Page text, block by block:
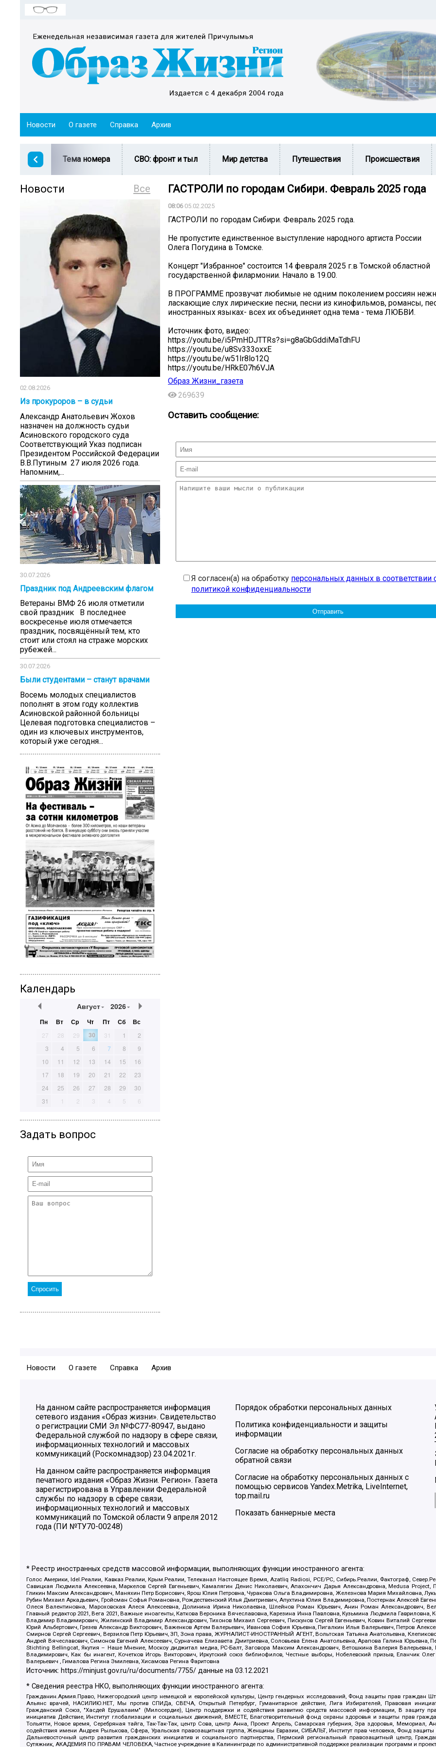
Новости О газете Справка Архив
Тема номера СВО: фронт и тыл Мир детства Путешествия Происшествия
Все
Новости
02.08.2026
Из прокуроров – в судьи
Александр Анатольевич Жохов
назначен на должность судьи
Асиновского городского суда
Соответствующий Указ подписан
Президентом Российской Федерации
В.В.Путиным 27 июля 2026 года.
Напомним,...
30.07.2026
Праздник под Андреевским флагом
Ветераны ВМФ 26 июля отметили
свой праздник В последнее
воскресенье июля отмечается
праздник, посвящённый тем, кто
стоит или стоял на страже морских
рубежей...
30.07.2026
Были студентами – станут врачами
Восемь молодых специалистов
пополнят в этом году коллектив
Асиновской районной больницы
Целевая подготовка специалистов –
один из ключевых инструментов,
который уже сегодня...
Календарь
Август 2026
Пн Вт Ср Чт Пт Сб Вс
27 28 29 30 31 1
2
3
4 5 6 7 8
9
10
11 12 13 14 15
16
17
18 19 20 21 22
23
24
25 26 27 28 29
30
31
1 2 3 4 5 6
Задать вопрос
ГАСТРОЛИ по городам Сибири. Февраль 2025 года
08:0605.02.2025
ГАСТРОЛИ по городам Сибири. Февраль 2025 года.
Не пропустите единственное выступление народного артиста России
Олега Погудина в Томске.
Концерт "Избранное" состоится 14 февраля 2025 г.в Томской областной
государственной филармонии. Начало в 19.00.
В ПРОГРАММЕ прозвучат любимые не одним поколением россиян
ласкающие слух лирические песни, песни из кинофильмов, романсы,
иностранных языках- всех их объединяет одна тема - тема ЛЮБВИ.
Источник фото, видео:
https://youtu.be/i5PmHDJTTRs?si=g8aGbGddiMaTdhFU
https://youtu.be/u8Sv333oxxE
https://youtu.be/w51Ir8lo12Q
https://youtu.be/HRkE07h6VJA
Образ Жизни_газета
269639
Оставить сообщение:
Я согласен(а) на обработку персональных данных в соответствии
политикой конфиденциальности
Новости О газете Справка Архив
На данном сайте распространяется информация
сетевого издания «Образ жизни». Свидетельство
о регистрации СМИ Эл №ФС77-80947, выдано
Федеральной службой по надзору в сфере связи,
информационных технологий и массовых
коммуникаций (Роскомнадзор) 23.04.2021г.
На данном сайте распространяется информация
печатного издания «Образ Жизни. Регион». Газета
зарегистрирована в Управлении Федеральной
службы по надзору в сфере связи,
информационных технологий и массовых
коммуникаций по Томской области 9 апреля 2012
года (ПИ №ТУ70-00248)
Порядок обработки персональных данных
Политика конфиденциальности и защиты
информации
Согласие на обработку персональных данных
обратной связи
Согласие на обработку персональных данных с
помощью сервисов Yandex.Metrika, LiveInternet,
top.mail.ru
Показать баннерные места
* Реестр иностранных средств массовой информации, выполняющих функции иностранного агента:
Голос Америки, Idel.Реалии, Кавказ.Реалии, Крым.Реалии, Телеканал Настоящее Время, Azatliq Radiosi, PCE/PC, Сибирь.Реалии, Фактограф,
Савицкая Людмила Алексеевна, Маркелов Сергей Евгеньевич, Камалягин Денис Николаевич, Апахончич Дарья Александровна, Medusa
Гликин Максим Александрович, Маняхин Петр Борисович, Ярош Юлия Петровна, Чуракова Ольга Владимировна, Железнова Мария Михайловна,
Рубин Михаил Аркадьевич, Гройсман Софья Романовна, Рождественский Илья Дмитриевич, Апухтина Юлия Владимировна, Постернак Алексей
Олеся Валентиновна, Мароховская Алеся Алексеевна, Долинина Ирина Николаевна, Шлейнов Роман Юрьевич, Анин Роман Александрович,
Главный редактор 2021, Вега 2021, Важные иноагенты, Каткова Вероника Вячеславовна, Карезина Инна Павловна, Кузьмина Людмила
Владимир Владимирович, Жилинский Владимир Александрович, Тихонов Михаил Сергеевич, Пискунов Сергей Евгеньевич, Ковин Виталий
Юрий Альбертович, Грезев Александр Викторович, Важенков Артем Валерьевич, Иванова София Юрьевна, Пигалкин Илья Валерьевич, Петров
Смирнов Сергей Сергеевич, Верзилов Петр Юрьевич, ЗП, Зона права, ЖУРНАЛИСТ-ИНОСТРАННЫЙ АГЕНТ, Вольтская Татьяна Анатольевна,
Андрей Вячеславович, Симонов Евгений Алексеевич, Сурначева Елизавета Дмитриевна, Соловьева Елена Анатольевна, Арапова Галина
Stichting Bellingcat, Якутия – Наше Мнение, Москоу диджитал медиа, РС-Балт, Заговора Максим Александрович, Ветошкина Валерия
Владимирович, Как бы инагент, Кочетков Игорь Викторович, Иркутский союз библиофилов, Честные выборы, Нобелевский призыв, Еланчик
Валерьевич , Гималова Регина Эмилевна, Хисамова Регина Фаритовна
Источник: https://minjust.gov.ru/ru/documents/7755/ данные на03.12.2021
* Сведения реестра НКО, выполняющих функции иностранного агента:
Гражданин.Армия.Право, Нижегородский центр немецкой и европейской культуры, Центр гендерных исследований, Фонд защиты прав граждан
Альянс врачей, НАСИЛИЮ.НЕТ, Мы против СПИДа, СВЕЧА, Открытый Петербург, Гуманитарное действие, Лига Избирателей, Правовая
Гражданский Союз, "Хасдей Ерушалаим" (Милосердие), Центр поддержки и содействия развитию средств массовой информации, В защиту
инициатив Действие, Институт глобализации и социальных движений, ВМЕСТЕ, Благотворительный фонд охраны здоровья и защиты прав
Тольятти, Новое время, Серебряная тайга, Так-Так-Так, центр Сова, центр Анна, Проект Апрель, Самарская губерния, Эра здоровья, Мемориал,
содействия имени Андрея Рылькова, Сфера, Уральская правозащитная группа, Женщины Евразии, СИБАЛЬТ, Институт прав человека, Фонд защиты
Дальневосточный центр развития гражданских инициатив и социального партнерства, Пермский региональный правозащитный центр,
Сутяжник, АКАДЕМИЯ ПО ПРАВАМ ЧЕЛОВЕКА, Частное учреждение в Калининграде по административной поддержке реализации программ и